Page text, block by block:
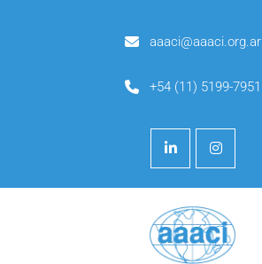
aaaci@aaaci.org.ar
+54 (11) 5199-7951